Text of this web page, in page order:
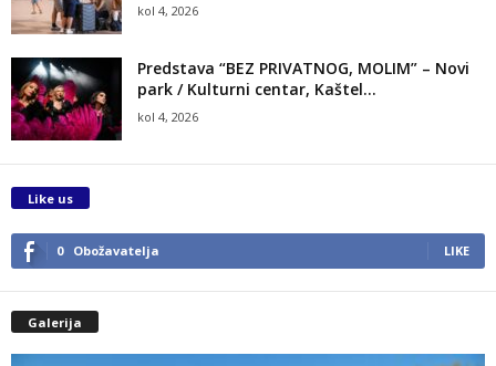
kol 4, 2026
Predstava “BEZ PRIVATNOG, MOLIM” – Novi
park / Kulturni centar, Kaštel...
kol 4, 2026
Like us
0 Obožavatelja LIKE
Galerija